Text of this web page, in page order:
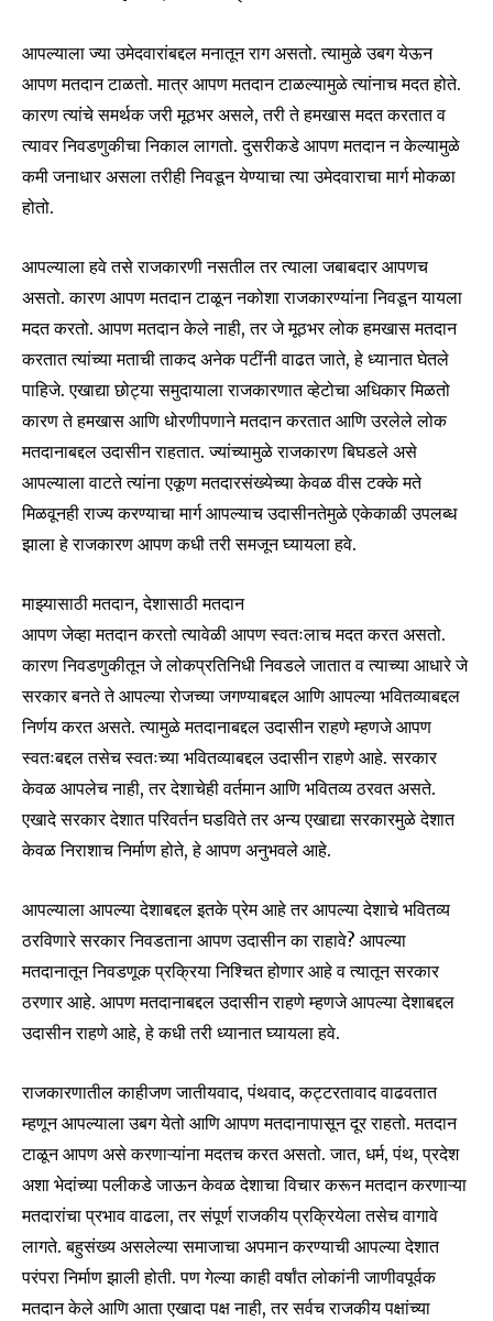
आपल्याला ज्या उमेदवारांबद्दल मनातून राग असतो. त्यामुळे उबग येऊन
आपण मतदान टाळतो. मात्र आपण मतदान टाळल्यामुळे त्यांनाच मदत होते.
कारण त्यांचे समर्थक जरी मूठभर असले, तरी ते हमखास मदत करतात व
त्यावर निवडणुकीचा निकाल लागतो. दुसरीकडे आपण मतदान न केल्यामुळे
कमी जनाधार असला तरीही निवडून येण्याचा त्या उमेदवाराचा मार्ग मोकळा
होतो.
आपल्याला हवे तसे राजकारणी नसतील तर त्याला जबाबदार आपणच
असतो. कारण आपण मतदान टाळून नकोशा राजकारण्यांना निवडून यायला
मदत करतो. आपण मतदान केले नाही, तर जे मूठभर लोक हमखास मतदान
करतात त्यांच्या मताची ताकद अनेक पटींनी वाढत जाते, हे ध्यानात घेतले
पाहिजे. एखाद्या छोट्या समुदायाला राजकारणात व्हेटोचा अधिकार मिळतो
कारण ते हमखास आणि धोरणीपणाने मतदान करतात आणि उरलेले लोक
मतदानाबद्दल उदासीन राहतात. ज्यांच्यामुळे राजकारण बिघडले असे
आपल्याला वाटते त्यांना एकूण मतदारसंख्येच्या केवळ वीस टक्के मते
मिळवूनही राज्य करण्याचा मार्ग आपल्याच उदासीनतेमुळे एकेकाळी उपलब्ध
झाला हे राजकारण आपण कधी तरी समजून घ्यायला हवे.
माझ्यासाठी मतदान, देशासाठी मतदान
आपण जेव्हा मतदान करतो त्यावेळी आपण स्वतःलाच मदत करत असतो.
कारण निवडणुकीतून जे लोकप्रतिनिधी निवडले जातात व त्याच्या आधारे जे
सरकार बनते ते आपल्या रोजच्या जगण्याबद्दल आणि आपल्या भवितव्याबद्दल
निर्णय करत असते. त्यामुळे मतदानाबद्दल उदासीन राहणे म्हणजे आपण
स्वतःबद्दल तसेच स्वतःच्या भवितव्याबद्दल उदासीन राहणे आहे. सरकार
केवळ आपलेच नाही, तर देशाचेही वर्तमान आणि भवितव्य ठरवत असते.
एखादे सरकार देशात परिवर्तन घडविते तर अन्य एखाद्या सरकारमुळे देशात
केवळ निराशाच निर्माण होते, हे आपण अनुभवले आहे.
आपल्याला आपल्या देशाबद्दल इतके प्रेम आहे तर आपल्या देशाचे भवितव्य
ठरविणारे सरकार निवडताना आपण उदासीन का राहावे? आपल्या
मतदानातून निवडणूक प्रक्रिया निश्चित होणार आहे व त्यातून सरकार
ठरणार आहे. आपण मतदानाबद्दल उदासीन राहणे म्हणजे आपल्या देशाबद्दल
उदासीन राहणे आहे, हे कधी तरी ध्यानात घ्यायला हवे.
राजकारणातील काहीजण जातीयवाद, पंथवाद, कट्टरतावाद वाढवतात
म्हणून आपल्याला उबग येतो आणि आपण मतदानापासून दूर राहतो. मतदान
टाळून आपण असे करणाऱ्यांना मदतच करत असतो. जात, धर्म, पंथ, प्रदेश
अशा भेदांच्या पलीकडे जाऊन केवळ देशाचा विचार करून मतदान करणाऱ्या
मतदारांचा प्रभाव वाढला, तर संपूर्ण राजकीय प्रक्रियेला तसेच वागावे
लागते. बहुसंख्य असलेल्या समाजाचा अपमान करण्याची आपल्या देशात
परंपरा निर्माण झाली होती. पण गेल्या काही वर्षांत लोकांनी जाणीवपूर्वक
मतदान केले आणि आता एखादा पक्ष नाही, तर सर्वच राजकीय पक्षांच्या